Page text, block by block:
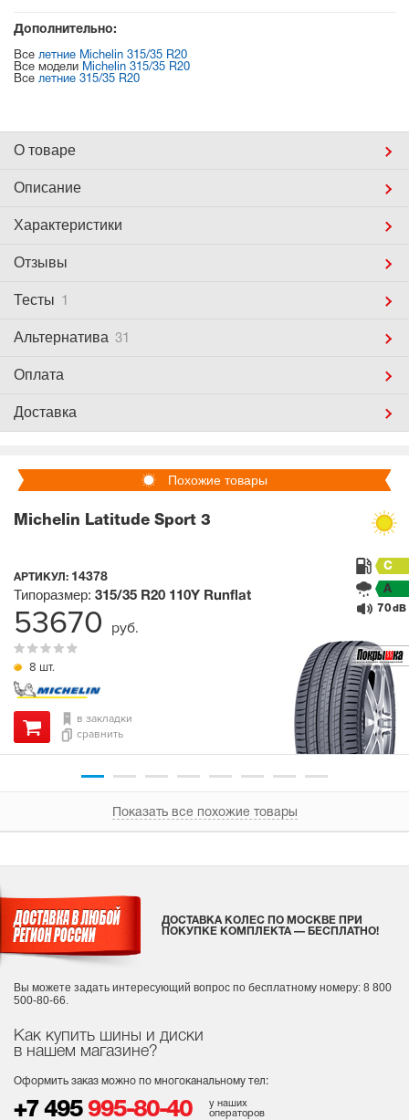
Дополнительно:
Все летние Michelin 315/35 R20
Все модели Michelin 315/35 R20
Все летние 315/35 R20
О товаре
Описание
Характеристики
Отзывы
Тесты 1
Альтернатива 31
Оплата
Доставка
Похожие товары
Michelin Latitude Sport 3
АРТИКУЛ: 14378
8 шт.
Типоразмер: 315/35 R20 110Y Runflat
C
A
70 dB
в закладки
сравнить
53670 руб.
Показать все похожие товары
Как купить шины и диски
в нашем магазине?
Оформить заказ можно по многоканальному тел:
+7 495 995-80-40
у наших
операторов
ДОСТАВКА КОЛЕС ПО МОСКВЕ ПРИ
ПОКУПКЕ КОМПЛЕКТА — БЕСПЛАТНО!
Вы можете задать интересующий вопрос по бесплатному номеру: 8 800
500-80-66.